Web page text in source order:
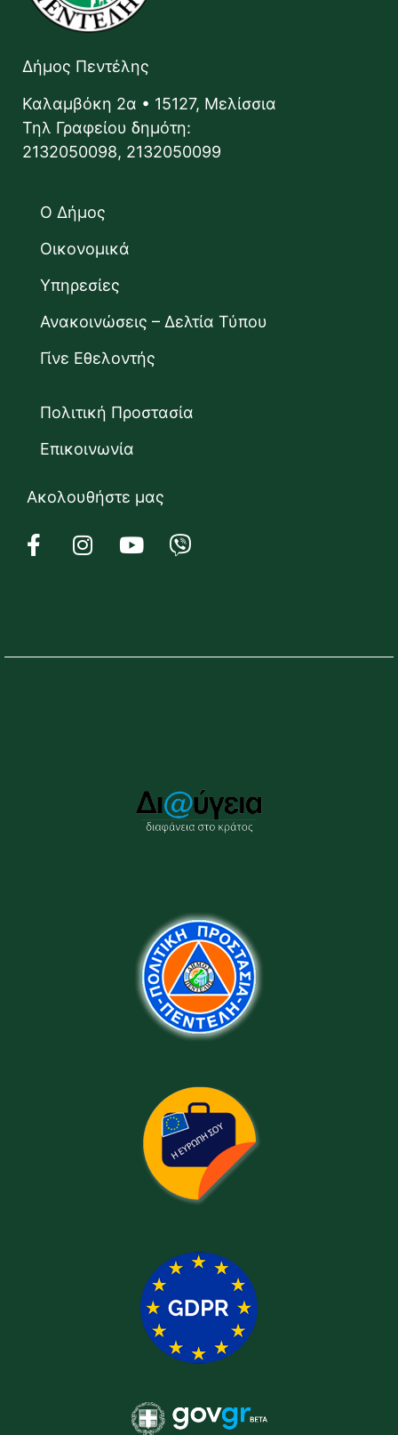
Δήμος Πεντέλης
Καλαμβόκη 2α • 15127, Μελίσσια
Τηλ Γραφείου δημότη:
2132050098, 2132050099
Ο Δήμος
Οικονομικά
Υπηρεσίες
Ανακοινώσεις – Δελτία Τύπου
Γίνε Εθελοντής
Πολιτική Προστασία
Επικοινωνία
Ακολουθήστε μας